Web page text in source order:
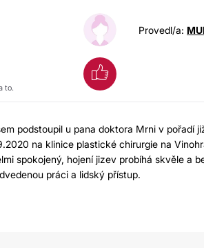
Provedl/a:
to.
podstoupil u pana doktora Mrni v pořadí
na klinice plastické chirurgie na
spokojený, hojení jizev probíhá skvěle a
práci a lidský přístup.